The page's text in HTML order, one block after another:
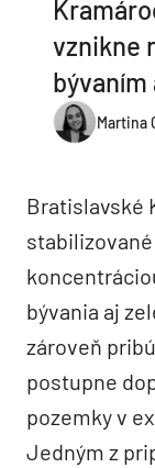
vznikne
bývaním
Martina
Bratislavské
bývania aj
zároveň
postupne
pozemky v
Jedným z